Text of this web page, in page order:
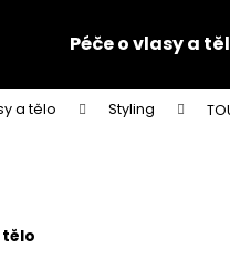
Péče o vlasy a
a tělo Styling
tělo